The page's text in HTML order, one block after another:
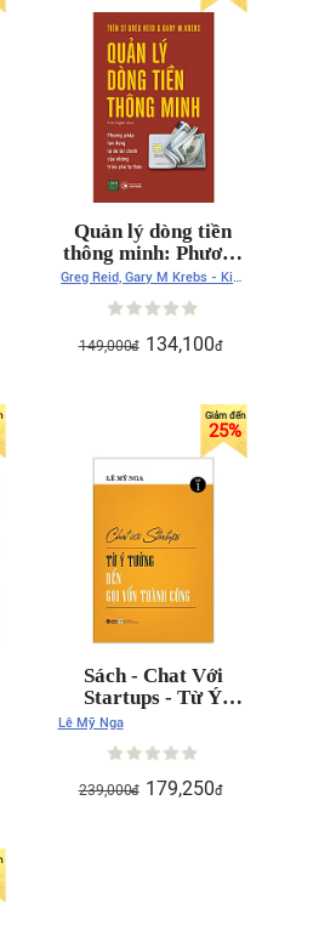
Quản lý dòng tiền
thông minh: Phương
pháp tạo dựng tự do
tài chính của những
triệu phú tự thân
Greg Reid, Gary M Krebs - Kim
149,000đ 134,100đ
25%
Sách - Chat Với
Startups - Từ Ý
Tưởng Đến Gọi Vốn
Thành Công 239K
Lê Mỹ Nga
239,000đ 179,250đ